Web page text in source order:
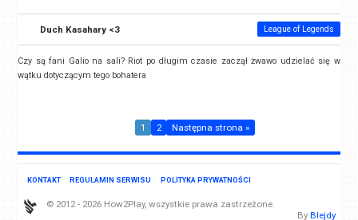
Duch Kasahary <3 League of Legends
Czy są fani Galio na sali? Riot po długim czasie zaczął żwawo udzielać się w
wątku dotyczącym tego bohatera
1 2 Następna strona »
KONTAKT REGULAMIN SERWISU POLITYKA PRYWATNOŚCI
© 2012 - 2026 How2Play, wszystkie prawa zastrzeżone.
By Blejdy